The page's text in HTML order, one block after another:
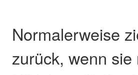
Normalerweise
zurück, wenn